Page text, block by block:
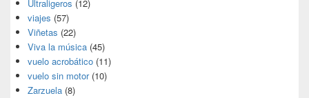
Ultraligeros (12)
viajes (57)
Viñetas (22)
Viva la música (45)
vuelo acrobático (11)
vuelo sin motor(10)
Zarzuela (8)